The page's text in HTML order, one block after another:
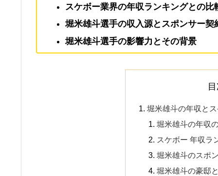
スケボー業界の年収ランキングとの比
堀米雄斗選手の収入源とスポンサー契
堀米雄斗選手の影響力とその背景
堀米雄斗の年収と
堀米雄斗の年収
スケボー 年収ラ
堀米雄斗のスポ
堀米雄斗の豪邸